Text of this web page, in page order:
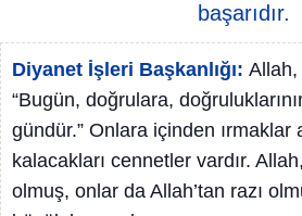
başarıdır.
Diyanet İşleri Başkanlığı: Allah,
“Bugün, doğrulara,
gündür.” Onlara içinden
kalacakları cennetler vardır.
olmuş, onlar da Allah’tan razı